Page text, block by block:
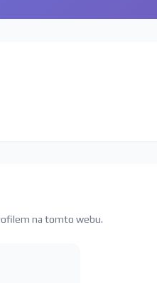
na tomto webu.